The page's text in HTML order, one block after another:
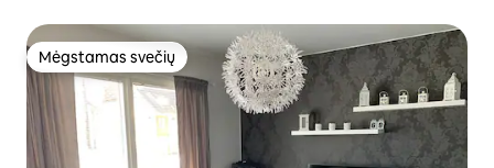
Mėgstamas svečių
Mėgstamas svečių